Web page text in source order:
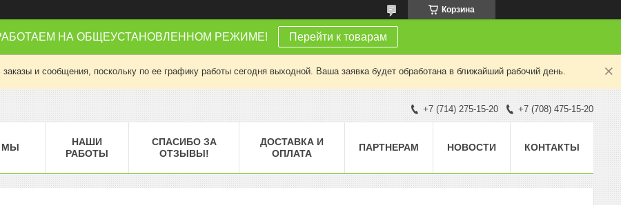
Корзина
НА ОБЩЕУСТАНОВЛЕННОМ РЕЖИМЕ! Перейти к товарам
и сообщения, поскольку по ее графику работы сегодня выходной. Ваша заявка будет обработана в ближайший рабочий день.
+7 (714) 275-15-20 +7 (708) 475-15-20
МЫ
НАШИ
РАБОТЫ
СПАСИБО ЗА
ОТЗЫВЫ!
ДОСТАВКА И
ОПЛАТА
ПАРТНЕРАМ НОВОСТИ КОНТАКТЫ